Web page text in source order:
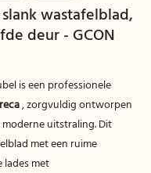
wastafelblad,
deur - GCON
is een professionele
, zorgvuldig ontworpen
uitstraling. Dit
met een ruime
met